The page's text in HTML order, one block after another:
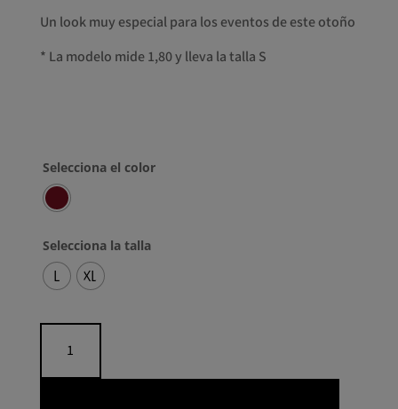
Un look muy especial para los eventos de este otoño
* La modelo mide 1,80 y lleva la talla S
Selecciona el color
Selecciona la talla
L XL
Bertta
COOSY